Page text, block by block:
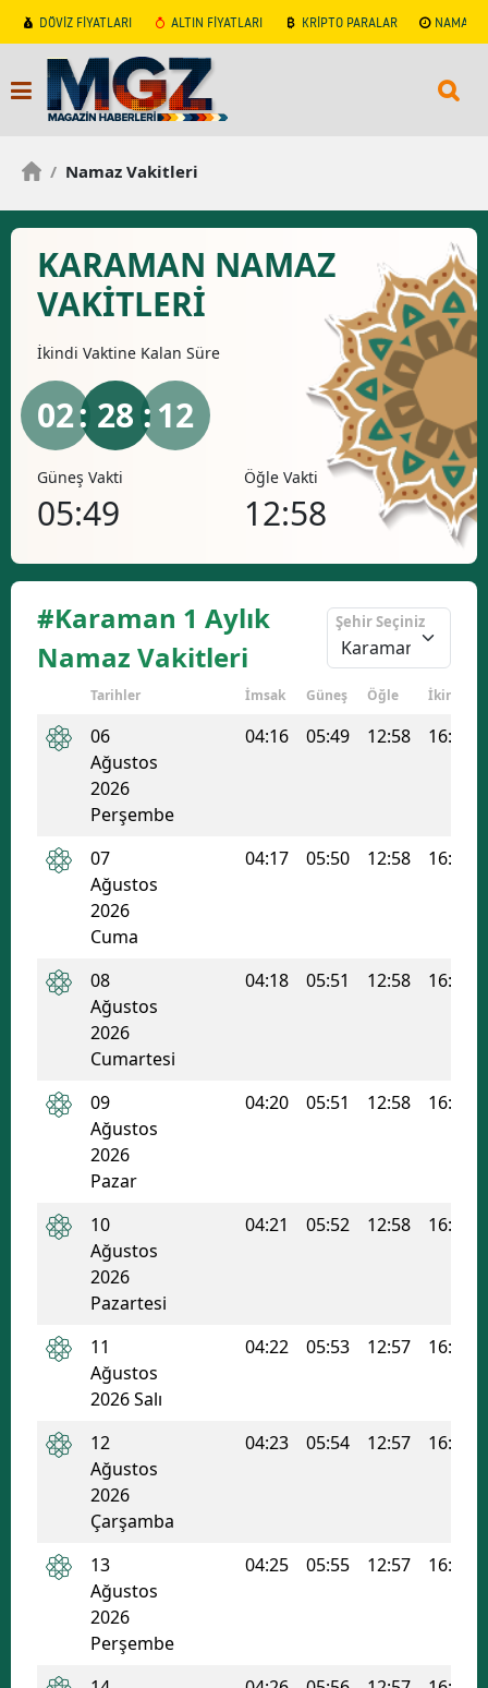
DÖVİZ FİYATLARI ALTIN FİYATLARI KRİPTO PARALAR NAMAZ
/ Namaz Vakitleri
KARAMAN NAMAZ
VAKİTLERİ
İkindi Vaktine Kalan Süre
02: 28 :12
Güneş Vakti
05:49
Öğle Vakti
12:58
#Karaman 1 Aylık
Namaz Vakitleri
Şehir Seçiniz
Tarihler İmsak Güneş Öğle İkindi
06
Ağustos
2026
Perşembe
04:16 05:49 12:58 16:45
07
Ağustos
2026
Cuma
04:17 05:50 12:58 16:45
08
Ağustos
2026
Cumartesi
04:18 05:51 12:58 16:45
09
Ağustos
2026
Pazar
04:20 05:51 12:58 16:44
10
Ağustos
2026
Pazartesi
04:21 05:52 12:58 16:44
11
Ağustos
2026 Salı
04:22 05:53 12:57 16:44
12
Ağustos
2026
Çarşamba
04:23 05:54 12:57 16:43
13
Ağustos
2026
Perşembe
04:25 05:55 12:57 16:43